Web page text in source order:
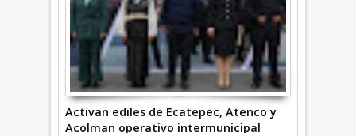
Activan ediles de Ecatepec, Atenco y
Acolman operativo intermunicipal